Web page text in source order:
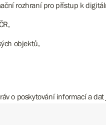
rozhraní pro přístup k
objektů,
o poskytování informací a